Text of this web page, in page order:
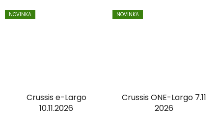
NOVINKA
Crussis e-Largo
10.11.2026
NOVINKA
Crussis ONE-Largo 7.11
2026